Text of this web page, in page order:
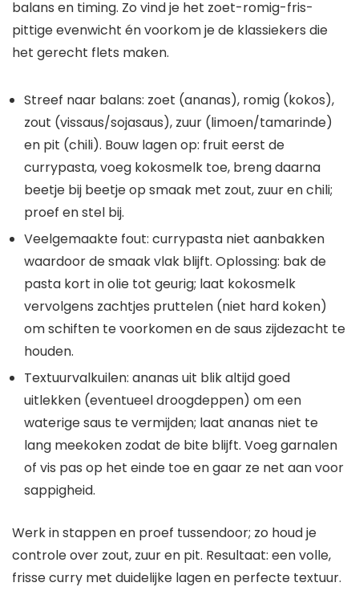
balans en timing. Zo vind je het zoet-romig-fris-
pittige evenwicht én voorkom je de klassiekers die
het gerecht flets maken.
Streef naar balans: zoet (ananas), romig (kokos),
zout (vissaus/sojasaus), zuur (limoen/tamarinde)
en pit (chili). Bouw lagen op: fruit eerst de
currypasta, voeg kokosmelk toe, breng daarna
beetje bij beetje op smaak met zout, zuur en chili;
proef en stel bij.
Veelgemaakte fout: currypasta niet aanbakken
waardoor de smaak vlak blijft. Oplossing: bak de
pasta kort in olie tot geurig; laat kokosmelk
vervolgens zachtjes pruttelen (niet hard koken)
om schiften te voorkomen en de saus zijdezacht te
houden.
Textuurvalkuilen: ananas uit blik altijd goed
uitlekken (eventueel droogdeppen) om een
waterige saus te vermijden; laat ananas niet te
lang meekoken zodat de bite blijft. Voeg garnalen
of vis pas op het einde toe en gaar ze net aan voor
sappigheid.
Werk in stappen en proef tussendoor; zo houd je
controle over zout, zuur en pit. Resultaat: een volle,
frisse curry met duidelijke lagen en perfecte textuur.